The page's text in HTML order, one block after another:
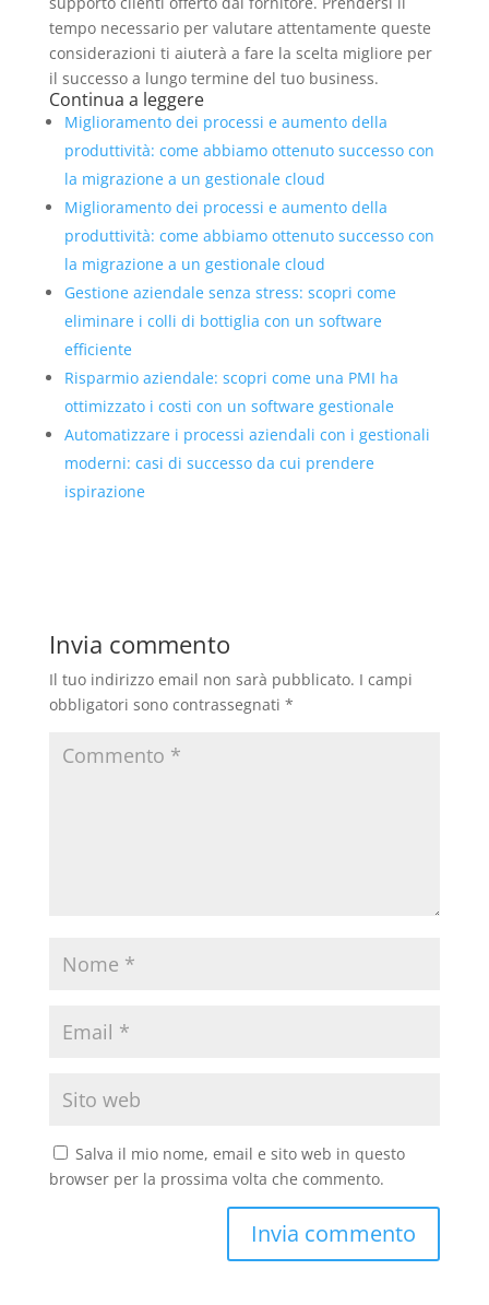
tempo necessario per valutare attentamente queste
considerazioni ti aiuterà a fare la scelta migliore per
il successo a lungo termine del tuo business.
Continua a leggere
Miglioramento dei processi e aumento della
produttività: come abbiamo ottenuto successo con
la migrazione a un gestionale cloud
Miglioramento dei processi e aumento della
produttività: come abbiamo ottenuto successo con
la migrazione a un gestionale cloud
Gestione aziendale senza stress: scopri come
eliminare i colli di bottiglia con un software
efficiente
Risparmio aziendale: scopri come una PMI ha
ottimizzato i costi con un software gestionale
Automatizzare i processi aziendali con i gestionali
moderni: casi di successo da cui prendere
ispirazione
Invia commento
Il tuo indirizzo email non sarà pubblicato. I campi
obbligatori sono contrassegnati *
Salva il mio nome, email e sito web in questo
browser per la prossima volta che commento.